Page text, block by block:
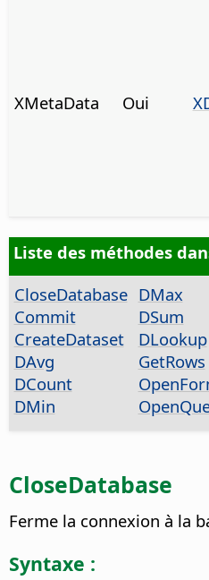
XMetaData Oui
Liste des méthodes
CloseDatabase
Commit
CreateDataset
DAvg
DCount
DMin
DMax
DSum
DLookup
GetRows
CloseDatabase
Ferme la connexion à la
Syntaxe :